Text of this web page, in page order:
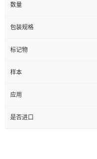
数量
包装规格
标记物
样本
应用
是否进口